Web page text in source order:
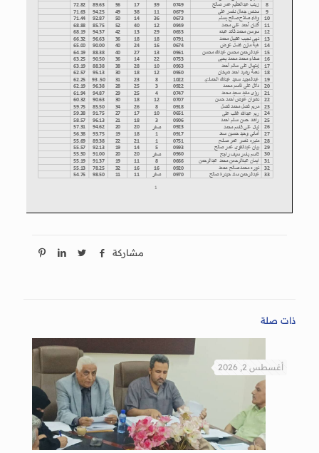
مشاركة
ذات صلة
أغسطس 2, 2026